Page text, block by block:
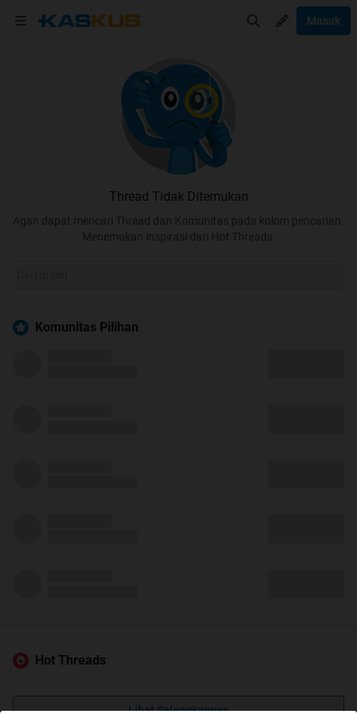
Masuk
Thread Tidak Ditemukan
Agan dapat mencari Thread dan Komunitas pada kolom pencarian.
Menemukan inspirasi dari Hot Threads.
Komunitas Pilihan
Hot Threads
Lihat Selengkapnya